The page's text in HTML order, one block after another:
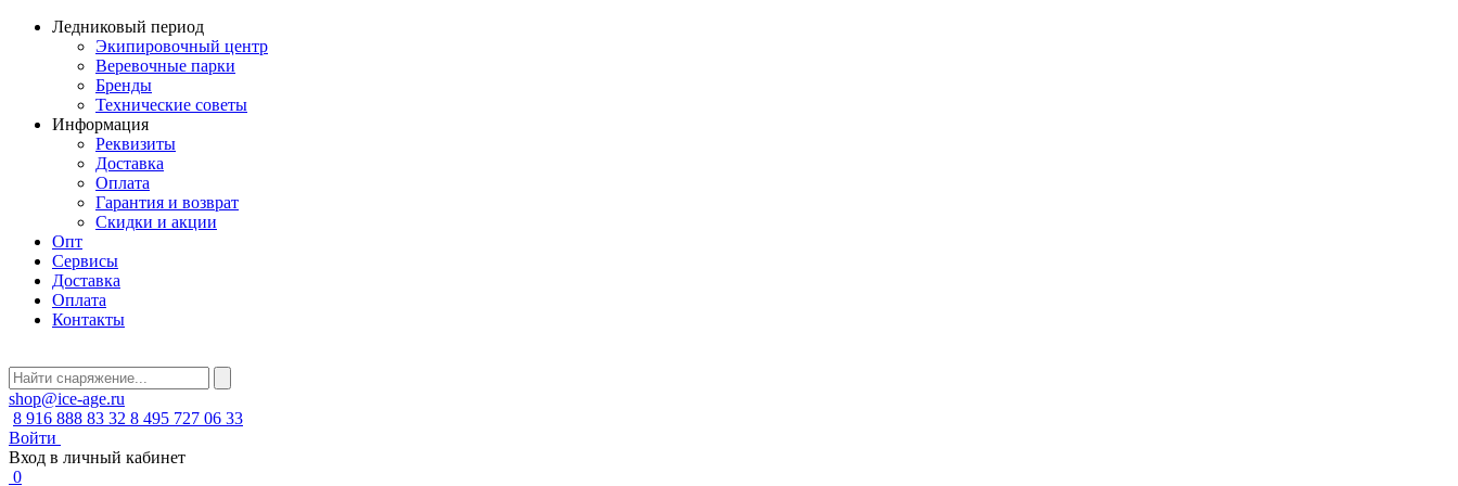
Ледниковый период
Экипировочный центр
Веревочные парки
Бренды
Технические советы
Информация
Реквизиты
Доставка
Оплата
Гарантия и возврат
Скидки и акции
Опт
Сервисы
Доставка
Оплата
Контакты
shop@ice-age.ru
8 916 888 83 32 8 495 727 06 33
Войти
Вход в личный кабинет
0